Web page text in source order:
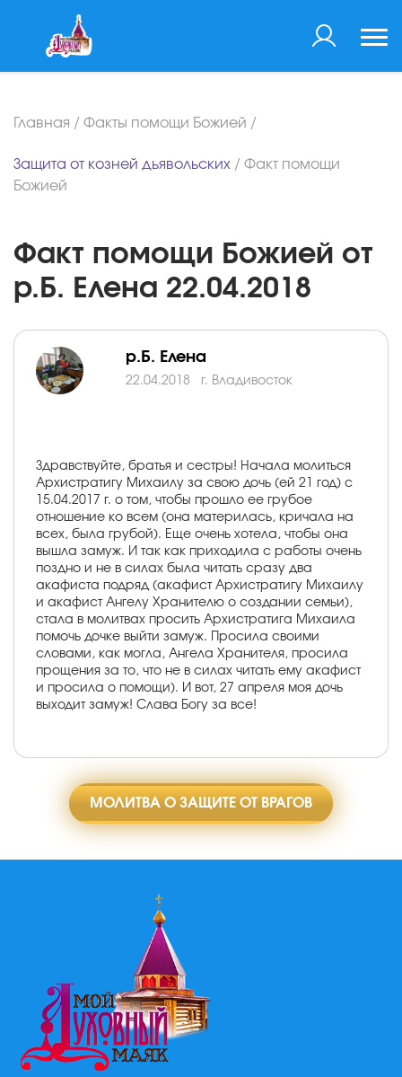
Главная / Факты помощи Божией /
Защита от козней дьявольских / Факт помощи
Божией
Факт помощи Божией от
р.Б. Елена 22.04.2018
р.Б. Елена
22.04.2018 г. Владивосток
Здравствуйте, братья и сестры! Начала молиться
Архистратигу Михаилу за свою дочь (ей 21 год) с
15.04.2017 г. о том, чтобы прошло ее грубое
отношение ко всем (она материлась, кричала на
всех, была грубой). Еще очень хотела, чтобы она
вышла замуж. И так как приходила с работы очень
поздно и не в силах была читать сразу два
акафиста подряд (акафист Архистратигу Михаилу
и акафист Ангелу Хранителю о создании семьи),
стала в молитвах просить Архистратига Михаила
помочь дочке выйти замуж. Просила своими
словами, как могла, Ангела Хранителя, просила
прощения за то, что не в силах читать ему акафист
и просила о помощи). И вот, 27 апреля моя дочь
выходит замуж! Слава Богу за все!
МОЛИТВА О ЗАЩИТЕ ОТ ВРАГОВ